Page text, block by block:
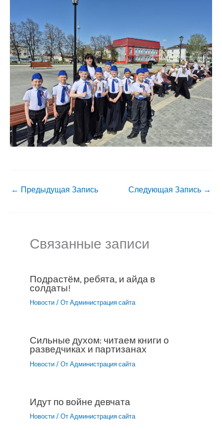
← Предыдущая Запись Следующая Запись →
Связанные записи
Подрастём, ребята, и айда в
солдаты!
Новости / От Администрация сайта
Сильные духом: читаем книги о
разведчиках и партизанах
Новости / От Администрация сайта
Идут по войне девчата
Новости / От Администрация сайта